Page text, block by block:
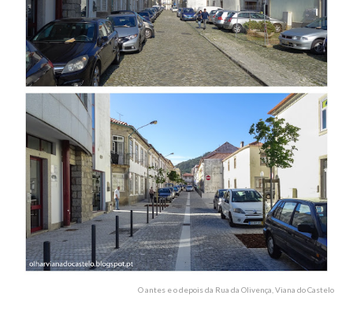
O antes e o depois da Rua da Olivença, Viana do Castelo